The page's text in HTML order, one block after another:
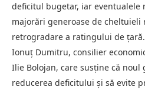
deficitul bugetar, iar eventualele
majorări generoase de cheltuieli
retrogradare a ratingului de
Ionuț Dumitru, consilier
Ilie Bolojan, care susține că
reducerea deficitului și să evite